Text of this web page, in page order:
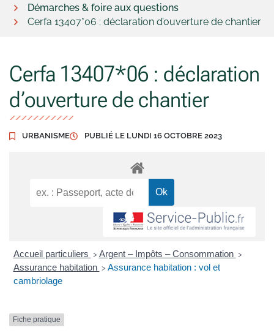
Démarches & foire aux questions
Cerfa 13407*06 : déclaration d’ouverture de chantier
Cerfa 13407*06 : déclaration
d’ouverture de chantier
URBANISME PUBLIÉ LE LUNDI 16 OCTOBRE 2023
Accueil particuliers > Argent – Impôts – Consommation >
Assurance habitation > Assurance habitation : vol et
cambriolage
Fiche pratique